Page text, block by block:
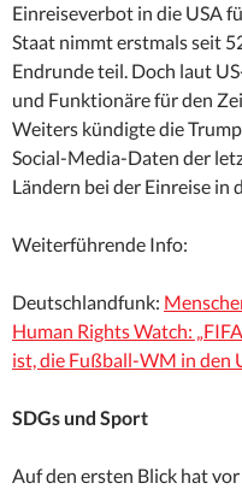
Einreiseverbot in die USA
Staat nimmt erstmals seit
Endrunde teil. Doch laut
und Funktionäre für den
Weiters kündigte die
Social-Media-Daten der
Ländern bei der Einreise in
Weiterführende Info:
Deutschlandfunk:
Human Rights Watch:
ist, die Fußball-WM in den
SDGs und Sport
Auf den ersten Blick hat